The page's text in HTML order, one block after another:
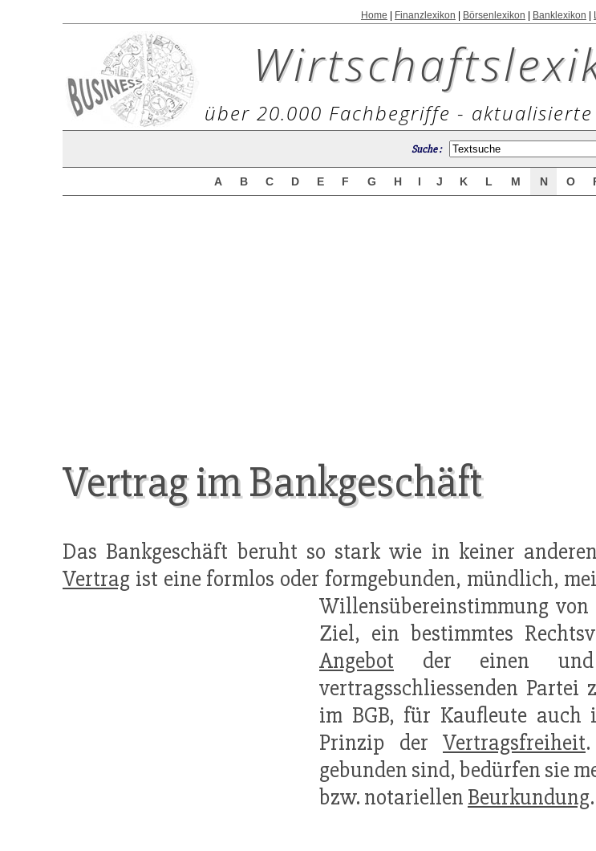
Home Finanzlexikon Börsenlexikon Banklexikon
über 20.000 Fachbegriffe - aktualisierte
Suche :
A B C D E F G H I J K L M N O
Vertrag im Bankgeschäft
Das Bankgeschäft beruht so stark wie in keiner
Vertrag ist eine formlos oder formgebunden, mündlich,
Willensübereinstimmung
Ziel, ein bestimmtes
Angebot der einen
vertragsschliessenden Partei
im BGB, für Kaufleute auch
Prinzip der Vertragsfreiheit
gebunden sind, bedürfen sie
bzw. notariellen Beurkundung.